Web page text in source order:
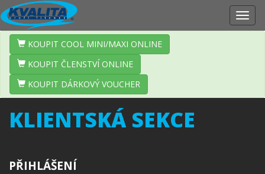
KLIENTSKÁ SEKCE
PŘIHLÁŠENÍ
KOUPIT COOL MINI/MAXI ONLINE
KOUPIT ČLENSTVÍ ONLINE
KOUPIT DÁRKOVÝ VOUCHER